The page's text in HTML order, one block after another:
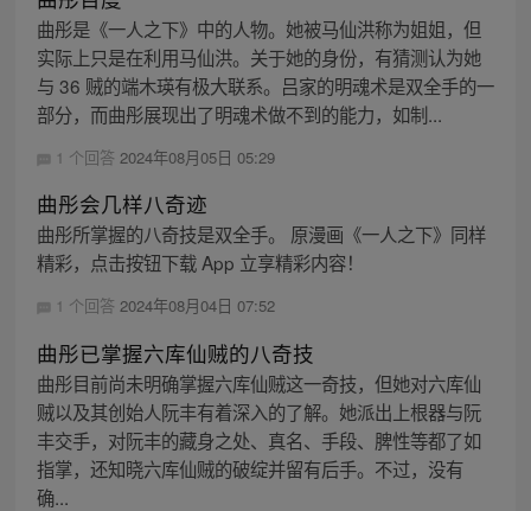
曲彤是《一人之下》中的人物。她被马仙洪称为姐姐，但
实际上只是在利用马仙洪。关于她的身份，有猜测认为她
与 36 贼的端木瑛有极大联系。吕家的明魂术是双全手的一
部分，而曲彤展现出了明魂术做不到的能力，如制...
1 个回答 2024年08月05日 05:29
曲彤会几样八奇迹
曲彤所掌握的八奇技是双全手。 原漫画《一人之下》同样
精彩，点击按钮下载 App 立享精彩内容！
1 个回答 2024年08月04日 07:52
曲彤已掌握六库仙贼的八奇技
曲彤目前尚未明确掌握六库仙贼这一奇技，但她对六库仙
贼以及其创始人阮丰有着深入的了解。她派出上根器与阮
丰交手，对阮丰的藏身之处、真名、手段、脾性等都了如
指掌，还知晓六库仙贼的破绽并留有后手。不过，没有
确...